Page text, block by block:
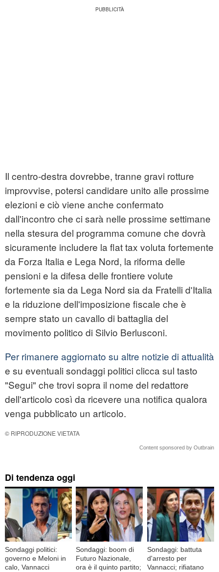
Il centro-destra dovrebbe, tranne gravi rotture
improvvise, potersi candidare unito alle prossime
elezioni e ciò viene anche confermato
dall'incontro che ci sarà nelle prossime settimane
nella stesura del programma comune che dovrà
sicuramente includere la flat tax voluta fortemente
da Forza Italia e Lega Nord, la riforma delle
pensioni e la difesa delle frontiere volute
fortemente sia da Lega Nord sia da Fratelli d'Italia
e la riduzione dell'imposizione fiscale che è
sempre stato un cavallo di battaglia del
movimento politico di Silvio Berlusconi.
Per rimanere aggiornato su altre notizie di attualità
e su eventuali sondaggi politici clicca sul tasto
"Segui" che trovi sopra il nome del redattore
dell'articolo così da ricevere una notifica qualora
venga pubblicato un articolo.
© RIPRODUZIONE VIETATA
Content sponsored by Outbrain
Di tendenza oggi
Sondaggi politici:
governo e Meloni in
calo, Vannacci
Sondaggi: boom di
Futuro Nazionale,
ora è il quinto partito;
Sondaggi: battuta
d'arresto per
Vannacci; rifiatano